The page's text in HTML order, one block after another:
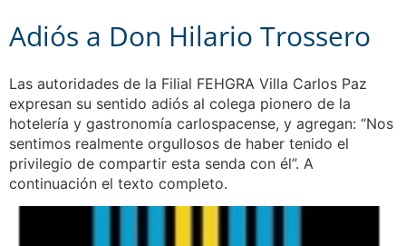
Adiós a Don Hilario Trossero
Las autoridades de la Filial FEHGRA Villa Carlos Paz
expresan su sentido adiós al colega pionero de la
hotelería y gastronomía carlospacense, y agregan: “Nos
sentimos realmente orgullosos de haber tenido el
privilegio de compartir esta senda con él”. A
continuación el texto completo.